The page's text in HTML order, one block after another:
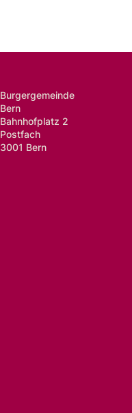
Burgergemeinde
Bern
Bahnhofplatz 2
Postfach
3001 Bern